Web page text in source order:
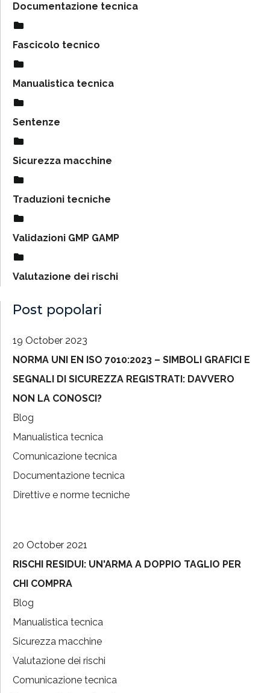
Documentazione tecnica
Fascicolo tecnico
Manualistica tecnica
Sentenze
Sicurezza macchine
Traduzioni tecniche
Validazioni GMP GAMP
Valutazione dei rischi
Post popolari
19 October 2023
NORMA UNI EN ISO 7010:2023 – SIMBOLI GRAFICI E
SEGNALI DI SICUREZZA REGISTRATI: DAVVERO
NON LA CONOSCI?
Blog
Manualistica tecnica
Comunicazione tecnica
Documentazione tecnica
Direttive e norme tecniche
20 October 2021
RISCHI RESIDUI: UN'ARMA A DOPPIO TAGLIO PER
CHI COMPRA
Blog
Manualistica tecnica
Sicurezza macchine
Valutazione dei rischi
Comunicazione tecnica